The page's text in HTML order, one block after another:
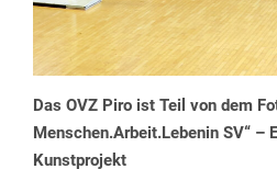
Das OVZ Piro ist Teil von dem
Menschen.Arbeit.Lebenin SV“ –
Kunstprojekt